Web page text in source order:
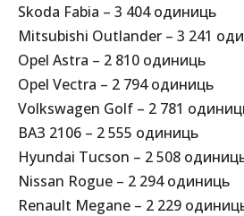
Skoda Fabia – 3 404 одиниць
Mitsubishi Outlander – 3 241
Opel Astra – 2 810 одиниць
Opel Vectra – 2 794 одиниць
Volkswagen Golf – 2 781
ВАЗ 2106 – 2 555 одиниць
Hyundai Tucson – 2 508
Nissan Rogue – 2 294 одиниць
Renault Megane – 2 229